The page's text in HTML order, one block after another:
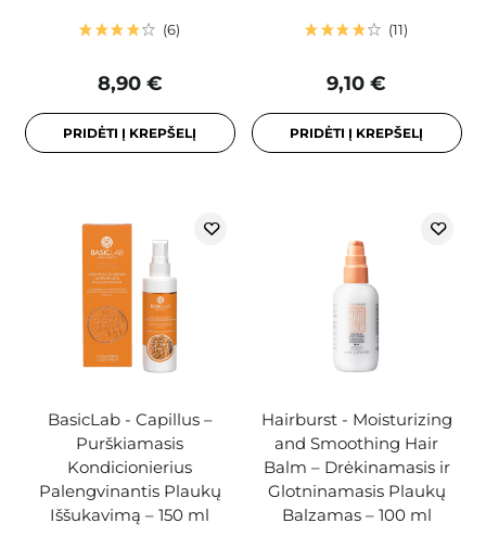
6
8,90 €
PRIDĖTI Į KREPŠELĮ
11
9,10 €
PRIDĖTI Į KREPŠELĮ
BasicLab - Capillus –
Purškiamasis
Kondicionierius
Palengvinantis Plaukų
Iššukavimą – 150 ml
Hairburst - Moisturizing
and Smoothing Hair
Balm – Drėkinamasis ir
Glotninamasis Plaukų
Balzamas – 100 ml